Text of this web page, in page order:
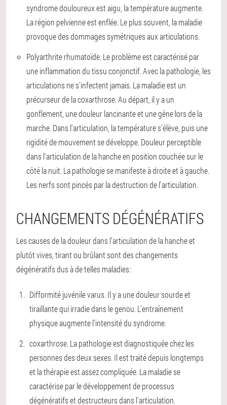
syndrome douloureux est aigu, la température augmente.
La région pelvienne est enflée. Le plus souvent, la maladie
provoque des dommages symétriques aux articulations.
Polyarthrite rhumatoïde. Le problème est caractérisé par
une inflammation du tissu conjonctif. Avec la pathologie, les
articulations ne s'infectent jamais. La maladie est un
précurseur de la coxarthrose. Au départ, il y a un
gonflement, une douleur lancinante et une gêne lors de la
marche. Dans l'articulation, la température s'élève, puis une
rigidité de mouvement se développe. Douleur perceptible
dans l'articulation de la hanche en position couchée sur le
côté la nuit. La pathologie se manifeste à droite et à gauche.
Les nerfs sont pincés par la destruction de l'articulation.
CHANGEMENTS DÉGÉNÉRATIFS
Les causes de la douleur dans l'articulation de la hanche et
plutôt vives, tirant ou brûlant sont des changements
dégénératifs dus à de telles maladies:
Difformité juvénile varus. Il y a une douleur sourde et
tiraillante qui irradie dans le genou. L'entraînement
physique augmente l'intensité du syndrome.
coxarthrose. La pathologie est diagnostiquée chez les
personnes des deux sexes. Il est traité depuis longtemps
et la thérapie est assez compliquée. La maladie se
caractérise par le développement de processus
dégénératifs et destructeurs dans l'articulation.